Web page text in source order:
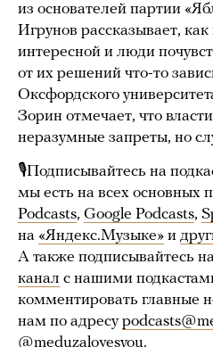
из основателей партии
Игрунов рассказывает, как
интересной и люди
от их решений что-то
Оксфордского
Зорин отмечает, что
неразумные запреты, но
🎙Подписывайтесь на
мы есть на всех основных
Podcasts, Google Podcasts,
на «Яндекс.Музыке» и
А также подписывайтесь на
канал с нашими
комментировать главные
нам по адресу
@meduzalovesyou.